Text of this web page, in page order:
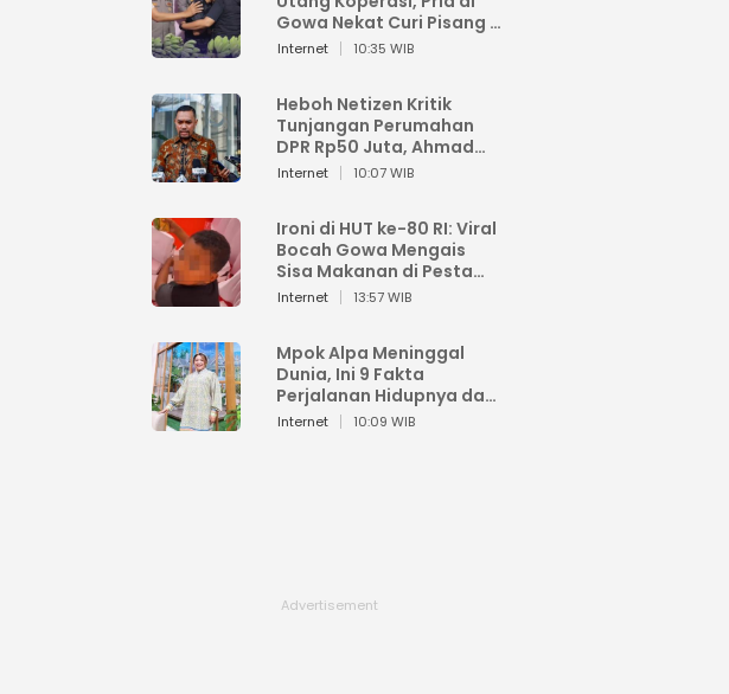
Gowa Nekat Curi Pisang 4
Tandan Milik Tetangga,
Internet 10:35 WIB
Heboh Netizen Kritik
Tunjangan Perumahan
DPR Rp50 Juta, Ahmad
Sahroni: Enggak Senang
Internet 10:07 WIB
Ironi di HUT ke-80 RI: Viral
Bocah Gowa Mengais
Sisa Makanan di Pesta
Kemerdekaan
Internet 13:57 WIB
Mpok Alpa Meninggal
Dunia, Ini 9 Fakta
Perjalanan Hidupnya dari
Viral hingga Puncak
Internet 10:09 WIB